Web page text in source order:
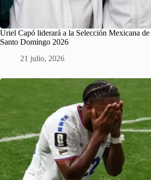
Uriel Capó liderará a la Selección Mexicana
Santo Domingo 2026
21 julio, 2026